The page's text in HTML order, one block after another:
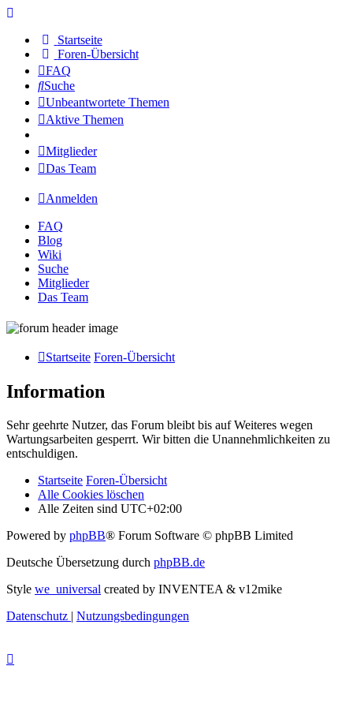
Startseite
Foren-Übersicht
FAQ
Suche
Unbeantwortete Themen
Aktive Themen
Mitglieder
Das Team
Anmelden
FAQ
Blog
Wiki
Suche
Mitglieder
Das Team
Startseite Foren-Übersicht
Information
Sehr geehrte Nutzer, das Forum bleibt bis auf Weiteres wegen
Wartungsarbeiten gesperrt. Wir bitten die Unannehmlichkeiten zu
entschuldigen.
Startseite Foren-Übersicht
Alle Cookies löschen
Alle Zeiten sind UTC+02:00
Powered by phpBB® Forum Software © phpBB Limited
Deutsche Übersetzung durch phpBB.de
Style we_universal created by INVENTEA & v12mike
Datenschutz | Nutzungsbedingungen